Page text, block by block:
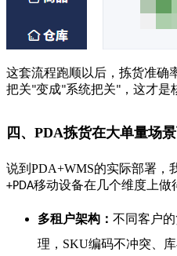
这套流程跑顺以后，拣货准确
把关"变成"系统把关" ，这才是
四、 PDA拣货在大单量场
说到 PDA+WMS的实际部署，
+PDA移动设备在几个维度上做
多租户架构： 不同客户
理， SKU编码不冲突、